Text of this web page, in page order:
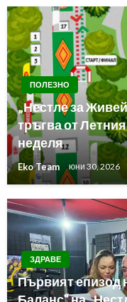
ПОЛЕЗНО
„Нестле за
тръгва от
неделя
Eko Team юни 30, 2026
ЗДРАВЕ
Първият епизод
Баланс“ на